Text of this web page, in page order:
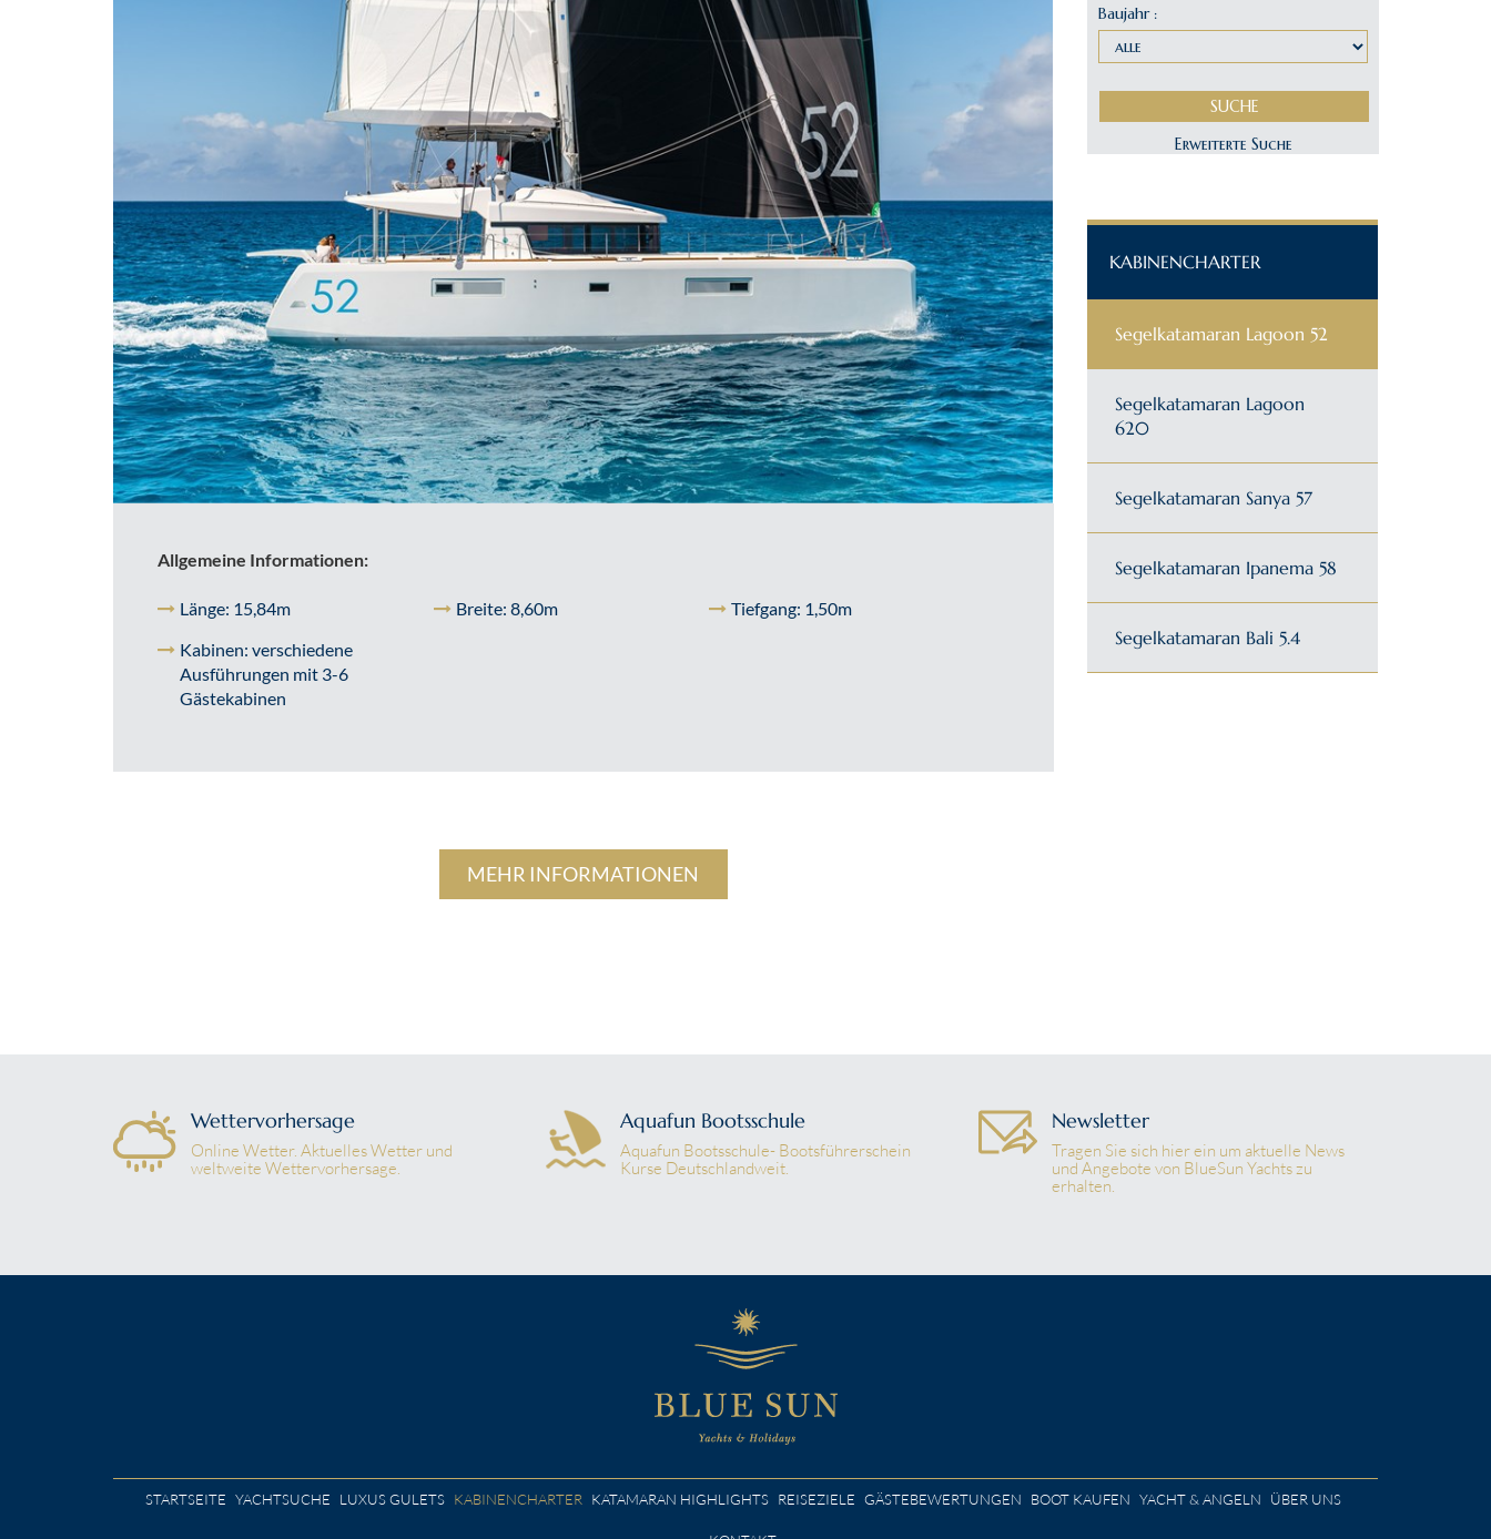
Allgemeine Informationen:
Länge: 15,84m Breite: 8,60m
Tiefgang: 1,50m
Kabinen: verschiedene
Ausführungen mit 3-6
Gästekabinen
MEHR INFORMATIONEN
KABINENCHARTER
Segelkatamaran Lagoon 52
Segelkatamaran Lagoon
620
Segelkatamaran Sanya 57
Segelkatamaran Ipanema 58
Segelkatamaran Bali 5.4
Wettervorhersage
Online Wetter. Aktuelles Wetter und
weltweite Wettervorhersage.
Aquafun Bootsschule
Aquafun Bootsschule- Bootsführerschein
Kurse Deutschlandweit.
Newsletter
Tragen Sie sich hier ein um aktuelle News
und Angebote von BlueSun Yachts zu
erhalten.
STARTSEITE YACHTSUCHE LUXUS GULETS KABINENCHARTER KATAMARAN HIGHLIGHTS REISEZIELE GÄSTEBEWERTUNGEN BOOT KAUFEN YACHT & ANGELN ÜBER UNS